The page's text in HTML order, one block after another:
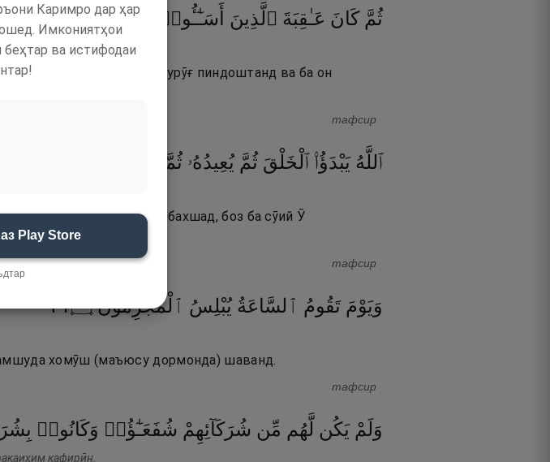
ثُمَّ كَانَ عَـٰقِبَةَ ٱلَّذِينَ أَسَـٰٓـُٔوا۟ ٱلسُّوٓأَىٰٓ أَن كَذَّبُوا۟
ва кану биҳа ястаҳзиун.
он ки оятҳои Худоро дурӯғ пиндоштанд ва ба он
тафсир
ٱللَّهُ يَبْدَؤُا۟ ٱلْخَلْقَ ثُمَّ يُعِيدُهُۥ ثُمَّ
бори дигар таҷдид мебахшад, боз ба сӯий Ӯ
тафсир
وَيَوْمَ تَقُومُ ٱلسَّاعَةُ يُبْلِسُ ٱلْمُجْرِمُونَ ۝١٢
хомӯш (маъюсу дормонда) шаванд.
тафсир
وَلَمْ يَكُن لَّهُم مِّن شُرَكَآئِهِمْ شُفَعَـٰٓؤُا۟ وَكَانُوا۟
кафирӣн.
Каримро дар ҳар
Имкониятҳои
ва истифодаи
Play Store